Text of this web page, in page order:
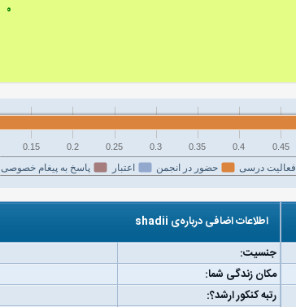
۰
فعالیت درسی حضور در انجمن اعتبار پاسخ به پیغام خصوصی
0.15 0.2 0.25 0.3 0.35 0.4 0.45
اطلاعات اضافی درباره‌ی shadii
جنسیت:
مکان زندگی شما:
رتبه کنکور ارشد؟: